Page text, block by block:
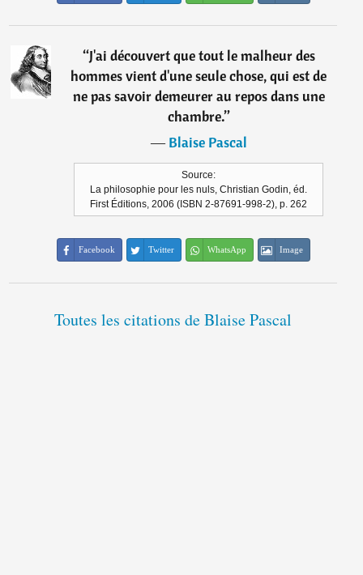
“J'ai découvert que tout le malheur des
hommes vient d'une seule chose, qui est de
ne pas savoir demeurer au repos dans une
chambre.”
―Blaise Pascal
Source:
La philosophie pour les nuls, Christian Godin, éd.
First Éditions, 2006 (ISBN 2-87691-998-2), p. 262
Facebook Twitter WhatsApp Image
Toutes les citations de Blaise Pascal